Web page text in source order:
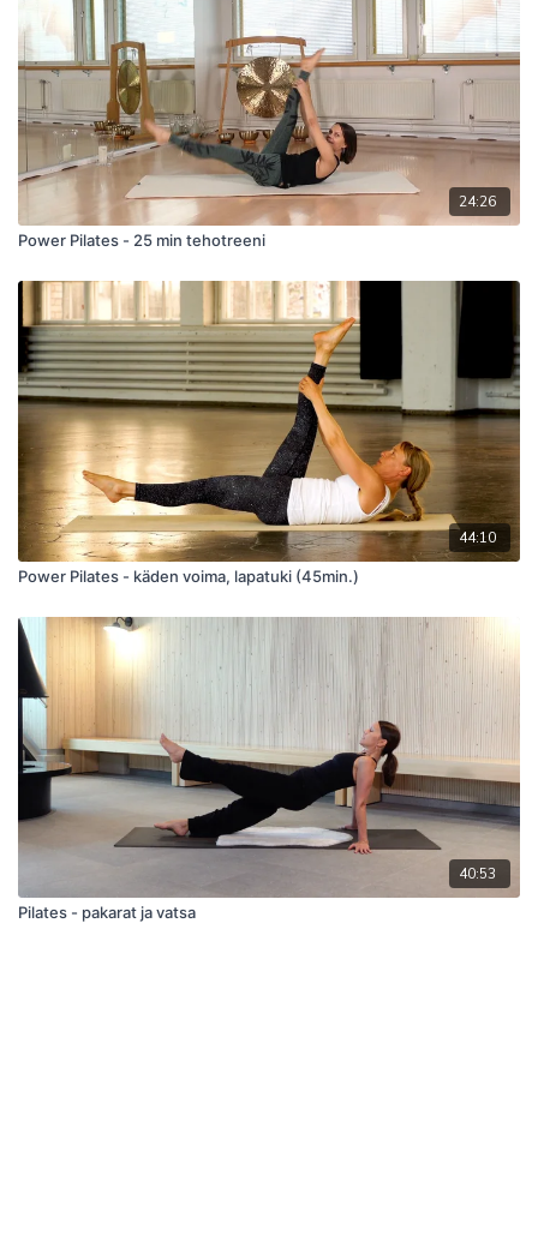
24:26
Power Pilates - 25 min tehotreeni
44:10
Power Pilates - käden voima, lapatuki (45min.)
40:53
Pilates - pakarat ja vatsa